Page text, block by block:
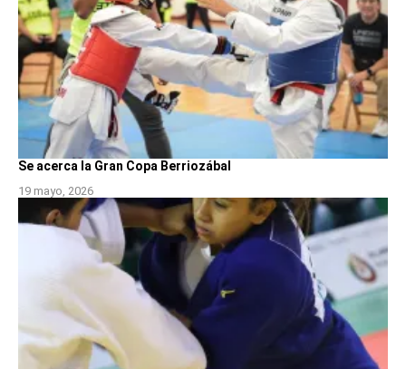
Se acerca la Gran Copa Berriozábal
19 mayo, 2026